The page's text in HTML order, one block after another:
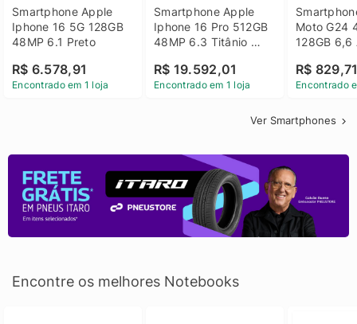
Smartphone Apple
Iphone 16 5G 128GB
48MP 6.1 Preto
R$ 6.578,91
Encontrado em 1 loja
Smartphone Apple
Iphone 16 Pro 512GB
48MP 6.3 Titânio
R$ 19.592,01
Encontrado em 1 loja
Moto G24
128GB 6,6
R$
Encontrado
Ver Smartphones
Encontre os melhores Notebooks